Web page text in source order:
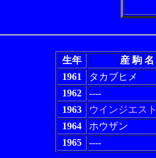
生年 産 駒 名
1961
タカブヒメ
1962 ----
1963
ウインジエスト
1964
ホウザン
1965
----